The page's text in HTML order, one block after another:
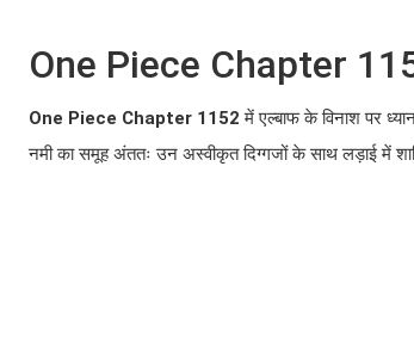
One Piece Chapter
One Piece Chapter 1152 में एल्बाफ के विनाश पर
नमी का समूह अंततः उन अस्वीकृत दिग्गजों के साथ लड़ाई में